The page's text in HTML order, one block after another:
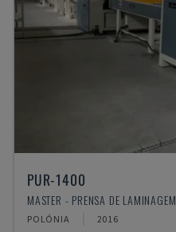
PUR-1400
MASTER - PRENSA DE LAMINAGEM
POLÓNIA 2016